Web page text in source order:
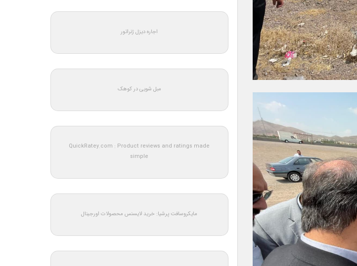
اجاره دیزل ژنراتور
مبل شویی در کوهک
QuickRatey.com : Product reviews and ratings made
simple
مایکروسافت پرشیا: خرید لایسنس محصولات اورجینال